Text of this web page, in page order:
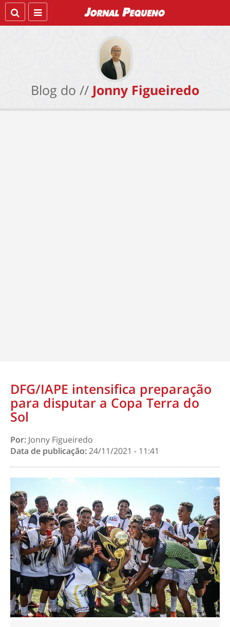
Blog do // Jonny Figueiredo
DFG/IAPE intensifica preparação
para disputar a Copa Terra do
Sol
Por: Jonny Figueiredo
Data de publicação:24/11/2021 - 11:41